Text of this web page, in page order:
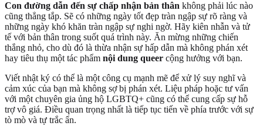
Con đường dẫn đến sự chấp nhận bản thân không phải lúc nào
cũng thẳng tắp. Sẽ có những ngày tốt đẹp tràn ngập sự rõ ràng và
những ngày khó khăn tràn ngập sự nghi ngờ. Hãy kiên nhẫn và tử
tế với bản thân trong suốt quá trình này. Ăn mừng những chiến
thắng nhỏ, cho dù đó là thừa nhận sự hấp dẫn mà không phán xét
hay tiêu thụ một tác phẩm nội dung queer cộng hưởng với bạn.
Viết nhật ký có thể là một công cụ mạnh mẽ để xử lý suy nghĩ và
cảm xúc của bạn mà không sợ bị phán xét. Liệu pháp hoặc tư vấn
với một chuyên gia ủng hộ LGBTQ+ cũng có thể cung cấp sự hỗ
trợ vô giá. Điều quan trọng nhất là tiếp tục tiến về phía trước với sự
tò mò và tự trắc ẩn.